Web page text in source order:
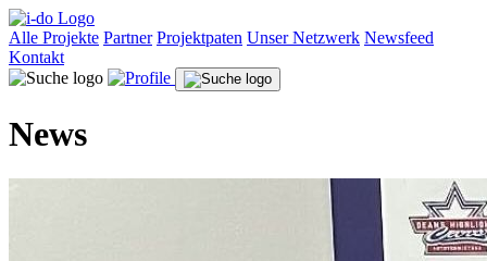
Alle Projekte Partner Projektpaten Unser Netzwerk Newsfeed
Kontakt
News